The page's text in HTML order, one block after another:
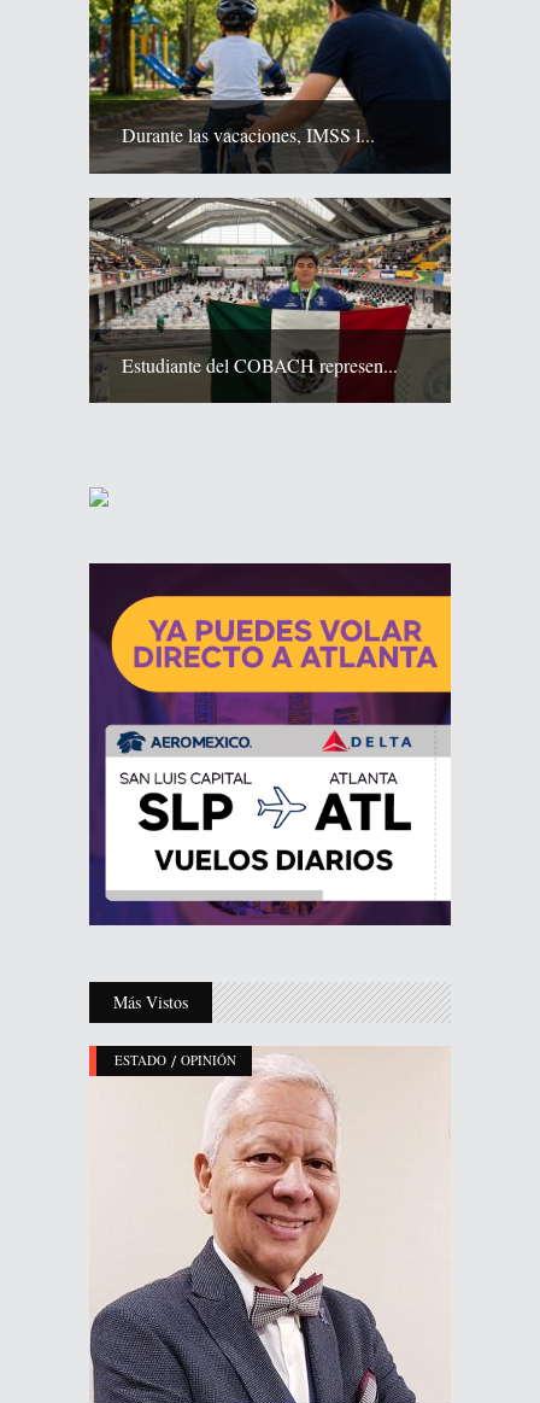
Durante las vacaciones, IMSS l...
Estudiante del COBACH represen...
Más Vistos
ESTADO / OPINIÓN